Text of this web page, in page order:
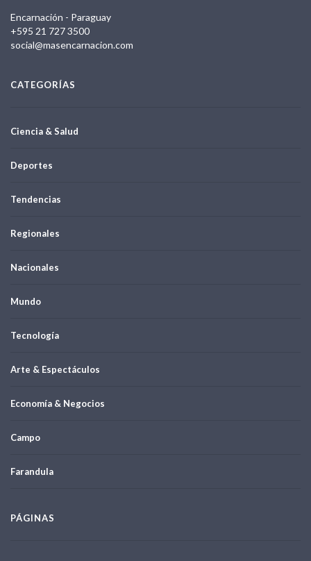
Encarnación - Paraguay
+595 21 727 3500
social@masencarnacion.com
CATEGORÍAS
Ciencia & Salud
Deportes
Tendencias
Regionales
Nacionales
Mundo
Tecnología
Arte & Espectáculos
Economía & Negocios
Campo
Farandula
PÁGINAS